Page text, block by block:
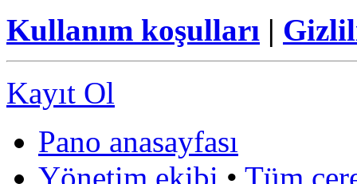
Kullanım koşulları |
Kayıt Ol
Pano anasayfası